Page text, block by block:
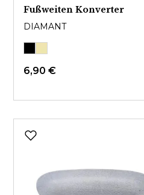
Fußweiten Konverter
DIAMANT
6,90 €